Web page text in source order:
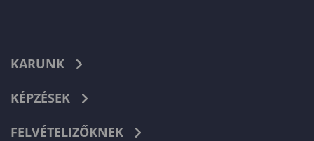
KARUNK
KÉPZÉSEK
FELVÉTELIZŐKNEK